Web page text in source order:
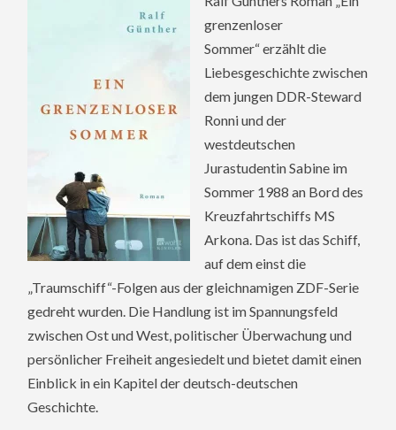
grenzenloser
Sommer“ erzählt die
Liebesgeschichte zwischen
dem jungen DDR-Steward
Ronni und der
westdeutschen
Jurastudentin Sabine im
Sommer 1988 an Bord des
Kreuzfahrtschiffs MS
Arkona. Das ist das Schiff,
auf dem einst die
„Traumschiff“-Folgen aus der gleichnamigen ZDF-Serie
gedreht wurden. Die Handlung ist im Spannungsfeld
zwischen Ost und West, politischer Überwachung und
persönlicher Freiheit angesiedelt und bietet damit einen
Einblick in ein Kapitel der deutsch-deutschen
Geschichte.